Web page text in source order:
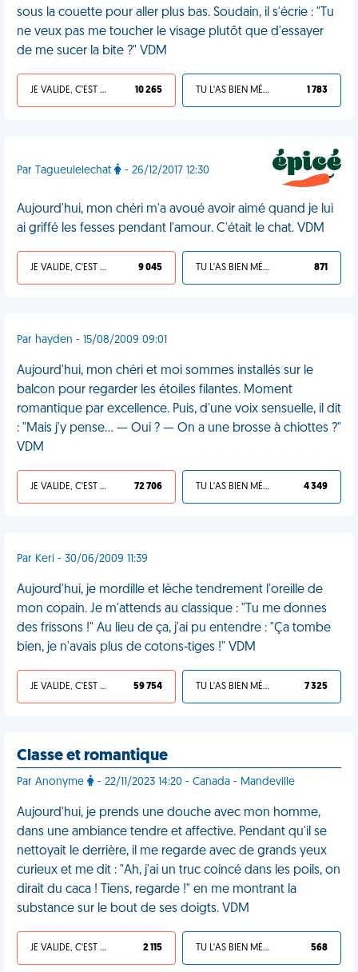
sous la couette pour aller plus bas. Soudain, il s'écrie : "Tu
ne veux pas me toucher le visage plutôt que d'essayer
de me sucer la bite ?" VDM
JE VALIDE, C'EST UNE VDM 10 265 TU L'AS BIEN MÉRITÉ 1 783
Par Tagueulelechat - 26/12/2017 12:30
Aujourd'hui, mon chéri m'a avoué avoir aimé quand je lui
ai griffé les fesses pendant l'amour. C'était le chat. VDM
JE VALIDE, C'EST UNE VDM 9 045 TU L'AS BIEN MÉRITÉ 871
Par hayden - 15/08/2009 09:01
Aujourd'hui, mon chéri et moi sommes installés sur le
balcon pour regarder les étoiles filantes. Moment
romantique par excellence. Puis, d'une voix sensuelle, il dit
: "Mais j'y pense... — Oui ? — On a une brosse à chiottes ?"
VDM
JE VALIDE, C'EST UNE VDM 72 706 TU L'AS BIEN MÉRITÉ 4 349
Par Keri - 30/06/2009 11:39
Aujourd'hui, je mordille et lèche tendrement l'oreille de
mon copain. Je m'attends au classique : "Tu me donnes
des frissons !" Au lieu de ça, j'ai pu entendre : "Ça tombe
bien, je n'avais plus de cotons-tiges !" VDM
JE VALIDE, C'EST UNE VDM 59 754 TU L'AS BIEN MÉRITÉ 7 325
Classe et romantique
Par Anonyme - 22/11/2023 14:20 - Canada - Mandeville
Aujourd'hui, je prends une douche avec mon homme,
dans une ambiance tendre et affective. Pendant qu'il se
nettoyait le derrière, il me regarde avec de grands yeux
curieux et me dit : "Ah, j'ai un truc coincé dans les poils, on
dirait du caca ! Tiens, regarde !" en me montrant la
substance sur le bout de ses doigts. VDM
JE VALIDE, C'EST UNE VDM 2 115 TU L'AS BIEN MÉRITÉ 568